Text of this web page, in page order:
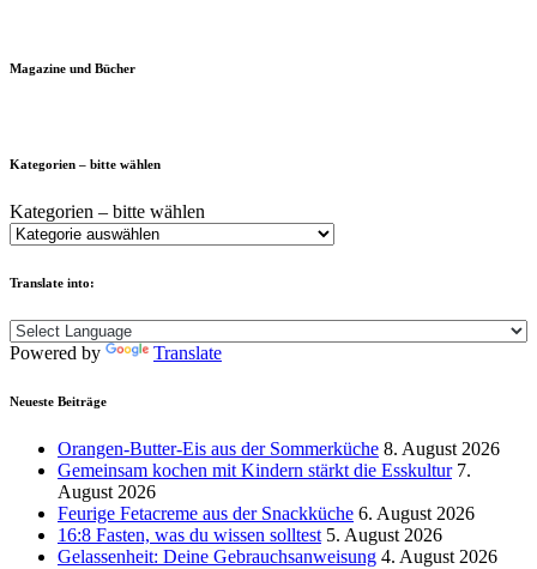
Magazine und Bücher
Kategorien – bitte wählen
Kategorien – bitte wählen
Translate into:
Powered by Translate
Neueste Beiträge
Orangen-Butter-Eis aus der Sommerküche 8. August 2026
Gemeinsam kochen mit Kindern stärkt die Esskultur 7.
August 2026
Feurige Fetacreme aus der Snackküche 6. August 2026
16:8 Fasten, was du wissen solltest 5. August 2026
Gelassenheit: Deine Gebrauchsanweisung 4. August 2026